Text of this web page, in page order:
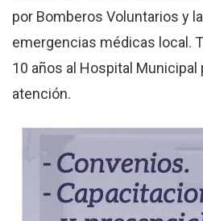
por Bomberos Voluntarios y
emergencias médicas local.
10 años al Hospital Municipal
atención.